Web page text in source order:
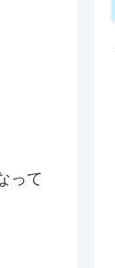
って